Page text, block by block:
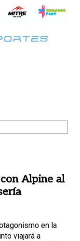
Alpine al
en la
viajará a